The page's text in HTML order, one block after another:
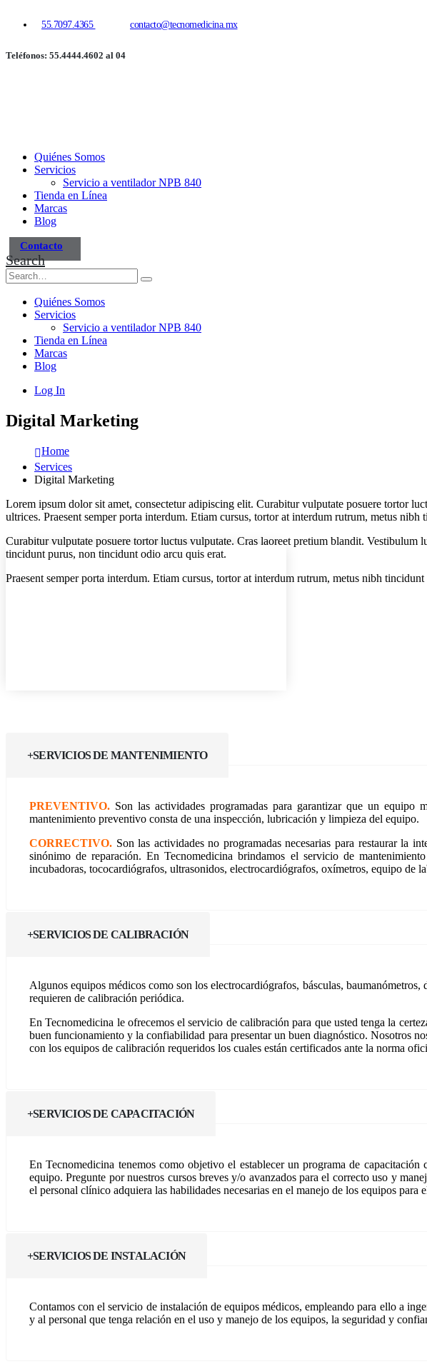
55.7097.4365 contacto@tecnomedicina.mx
Teléfonos: 55.4444.4602 al 04
Quiénes Somos
Servicios
Servicio a ventilador NPB 840
Tienda en Línea
Marcas
Blog
Contacto
Search
Quiénes Somos
Servicios
Servicio a ventilador NPB 840
Tienda en Línea
Marcas
Blog
Log In
Digital Marketing
Home
Services
Digital Marketing
Lorem ipsum dolor sit amet, consectetur adipiscing elit. Curabitur vulputate posuere tortor
ultrices. Praesent semper porta interdum. Etiam cursus, tortor at interdum rutrum, metus
Curabitur vulputate posuere tortor luctus vulputate. Cras laoreet pretium blandit.
tincidunt purus, non tincidunt odio arcu quis erat.
Praesent semper porta interdum. Etiam cursus, tortor at interdum rutrum, metus nibh
SERVICIOS DE MANTENIMIENTO
PREVENTIVO. Son las actividades programadas para garantizar que un equipo
mantenimiento preventivo consta de una inspección, lubricación y limpieza del equipo.
CORRECTIVO. Son las actividades no programadas necesarias para restaurar la
sinónimo de reparación. En Tecnomedicina brindamos el servicio de
incubadoras, tococardiógrafos, ultrasonidos, electrocardiógrafos, oxímetros, equipo de
SERVICIOS DE CALIBRACIÓN
Algunos equipos médicos como son los electrocardiógrafos, básculas,
requieren de calibración periódica.
En Tecnomedicina le ofrecemos el servicio de calibración para que usted tenga la
buen funcionamiento y la confiabilidad para presentar un buen diagnóstico. Nosotros
con los equipos de calibración requeridos los cuales están certificados ante la norma
SERVICIOS DE CAPACITACIÓN
En Tecnomedicina tenemos como objetivo el establecer un programa de
equipo. Pregunte por nuestros cursos breves y/o avanzados para el correcto uso y
el personal clínico adquiera las habilidades necesarias en el manejo de los equipos para
SERVICIOS DE INSTALACIÓN
Contamos con el servicio de instalación de equipos médicos, empleando para ello a
y al personal que tenga relación en el uso y manejo de los equipos, la seguridad y